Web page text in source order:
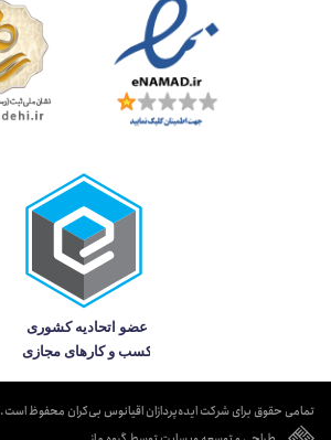
تمامی حقوق برای شرکت ایده‌پردازان اقیانوس بی‌کران محفوظ است.